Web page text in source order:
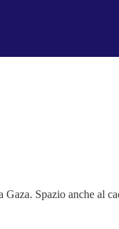
Spazio anche al